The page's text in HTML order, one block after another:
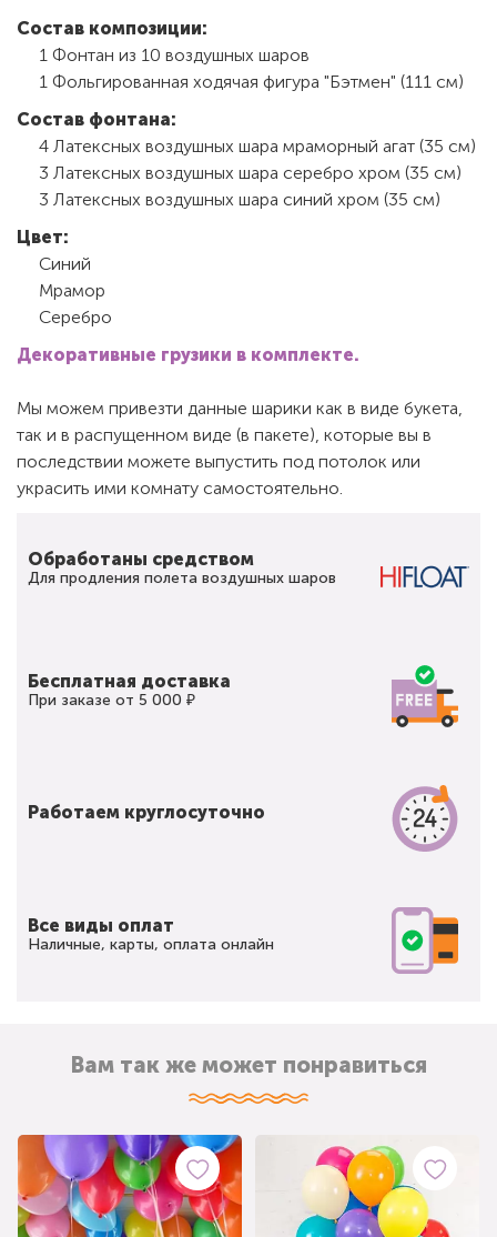
Состав композиции:
1 Фонтан из 10 воздушных шаров
1 Фольгированная ходячая фигура "Бэтмен" (111 см)
Состав фонтана:
4 Латексных воздушных шара мраморный агат (35 см)
3 Латексных воздушных шара серебро хром (35 см)
3 Латексных воздушных шара синий хром (35 см)
Цвет:
Синий
Мрамор
Серебро
Декоративные грузики в комплекте.
Мы можем привезти данные шарики как в виде букета,
так и в распущенном виде (в пакете), которые вы в
последствии можете выпустить под потолок или
украсить ими комнату самостоятельно.
Обработаны средством
Для продления полета воздушных шаров
Бесплатная доставка
При заказе от 5 000 ₽
Работаем круглосуточно
Все виды оплат
Наличные, карты, оплата онлайн
Вам так же может понравиться